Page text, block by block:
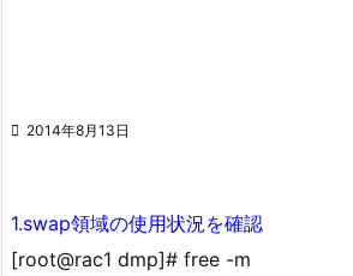
 2014年8月13日
1.swap領域の使用状況を確認
[root@rac1 dmp]# free -m